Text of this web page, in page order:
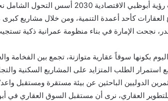
وقال رحبي : لقد وضعت رؤية أبوظبي
كأحد أعمدة التنمية، ومن خلال مشاريع
نجحت الإمارة في بناء منظومة عمرانية ذكية
بكونها سوقاً عقارية متوازنة، تجمع بين الفخامة
استمرار الطلب المتزايد على المشاريع السكنية
الدوليين الباحثين عن بيئة مستقرة ومستقبل
العقاري، نرى أن مستقبل السوق العقاري في